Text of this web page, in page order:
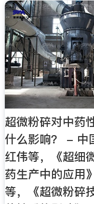
超微粉碎对中药
什么影响？ - 中
红伟等，《超细
药生产中的应用
等，《超微粉碎